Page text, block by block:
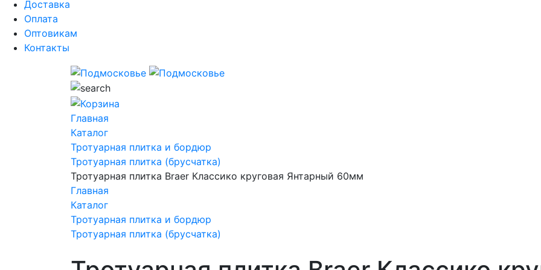
Доставка
Оплата
Оптовикам
Контакты
Главная
Каталог
Тротуарная плитка и бордюр
Тротуарная плитка (брусчатка)
Тротуарная плитка Braer Классико круговая Янтарный 60мм
Главная
Каталог
Тротуарная плитка и бордюр
Тротуарная плитка (брусчатка)